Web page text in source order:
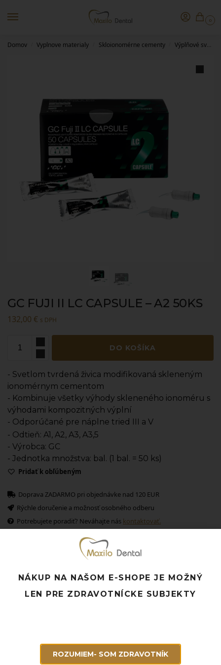
0
Domov Vyplnove materialy Skloionomérne cementy Výplňové svetlom tuhnúce
GC FUJI II LC CAPSULE – A2 50KS
132,00 € s DPH
DO KOŠÍKA
- Svetlom tvrdená živica modifikovaná skleneným
ionomérnym cementom
- Kombinuje všetky výhody skleneného ionoméru s
výhodami kompozitných výplní
- Odporúčané pre náplne tried III a V
- Odtieň: A1, A2, A3, A3,5
- Výrobca: GC
- Jednotka množstva: bal. (1 bal. = 50 ks)
Pridať k obľúbeným
Doprava ZADARMO pri objednávke nad 120 EUR
Rýchle doručenie a možnosť osobného odberu
Potrebujete poradiť? Neváhajte nás kontaktovať.
Súvisiace produkty
NÁKUP NA NAŠOM E-SHOPE JE MOŽNÝ
LEN PRE ZDRAVOTNÍCKE SUBJEKTY
ROZUMIEM- SOM ZDRAVOTNÍK